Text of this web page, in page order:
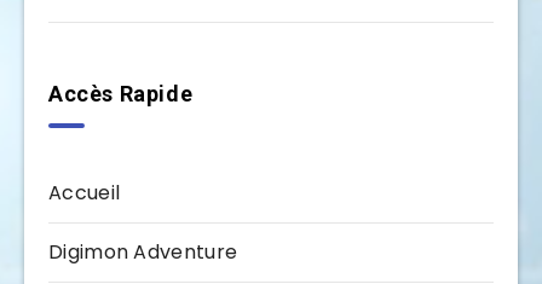
Accès Rapide
Accueil
Digimon Adventure